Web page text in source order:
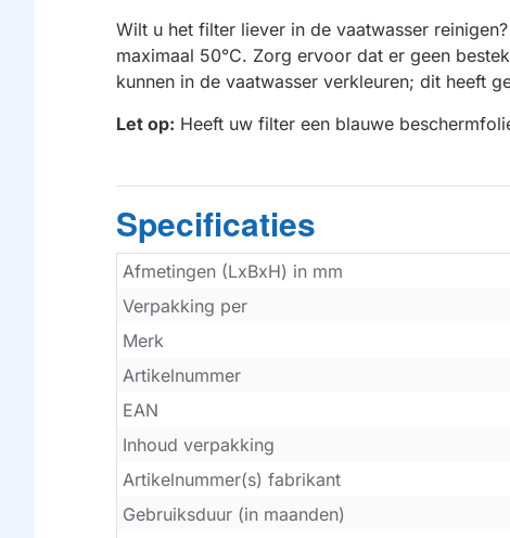
Wilt u het filter liever in de vaatwasser
maximaal 50°C. Zorg ervoor dat er geen
kunnen in de vaatwasser verkleuren; dit heeft
Let op: Heeft uw filter een blauwe
Specificaties
Afmetingen (LxBxH) in mm
Verpakking per
Merk
Artikelnummer
EAN
Inhoud verpakking
Artikelnummer(s) fabrikant
Gebruiksduur (in maanden)